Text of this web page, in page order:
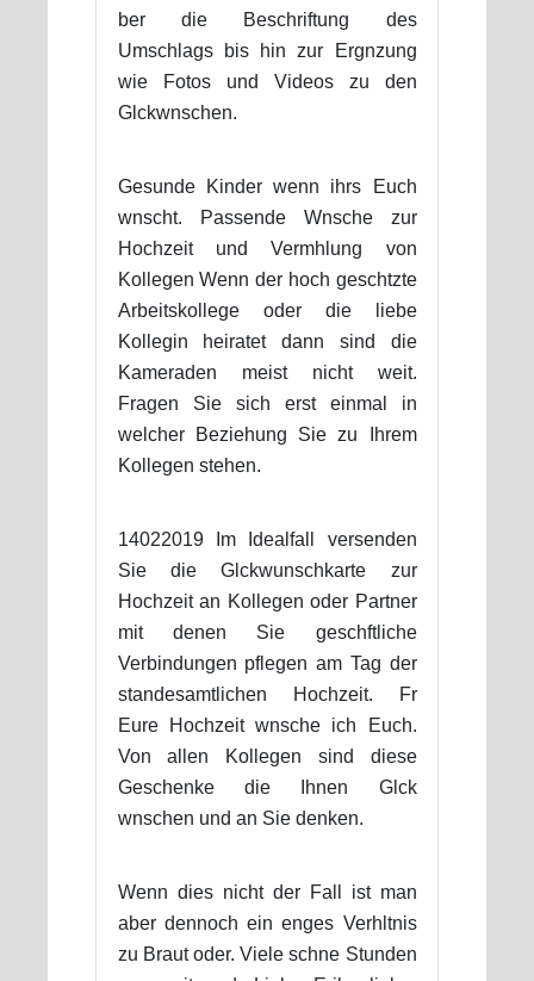
ber die Beschriftung des
Umschlags bis hin zur Ergnzung
wie Fotos und Videos zu den
Glckwnschen.
Gesunde Kinder wenn ihrs Euch
wnscht. Passende Wnsche zur
Hochzeit und Vermhlung von
Kollegen Wenn der hoch geschtzte
Arbeitskollege oder die liebe
Kollegin heiratet dann sind die
Kameraden meist nicht weit.
Fragen Sie sich erst einmal in
welcher Beziehung Sie zu Ihrem
Kollegen stehen.
14022019 Im Idealfall versenden
Sie die Glckwunschkarte zur
Hochzeit an Kollegen oder Partner
mit denen Sie geschftliche
Verbindungen pflegen am Tag der
standesamtlichen Hochzeit. Fr
Eure Hochzeit wnsche ich Euch.
Von allen Kollegen sind diese
Geschenke die Ihnen Glck
wnschen und an Sie denken.
Wenn dies nicht der Fall ist man
aber dennoch ein enges Verhltnis
zu Braut oder. Viele schne Stunden